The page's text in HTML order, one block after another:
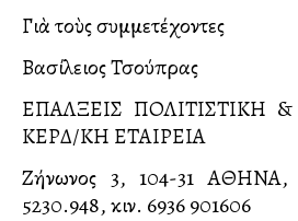
Γιὰ τοὺς συμμετέχοντες
Βασίλειος Τσούπρας
ΕΠΑΛΞΕΙΣ ΠΟΛΙΤΙΣΤΙΚΗ
ΚΕΡΔ/ΚΗ ΕΤΑΙΡΕΙΑ
Ζήνωνος 3, 104-31
5230.948, κιν. 6936 901606